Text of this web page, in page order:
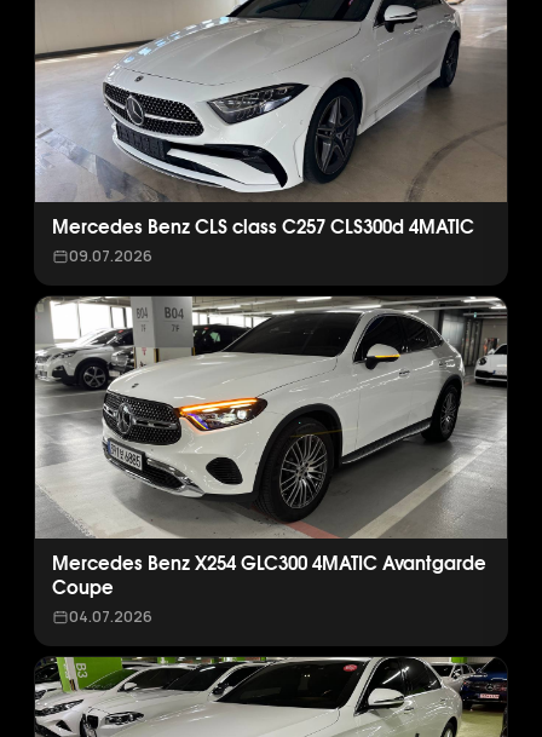
Mercedes Benz CLS class C257 CLS300d 4MATIC
09.07.2026
Mercedes Benz X254 GLC300 4MATIC Avantgarde
Coupe
04.07.2026